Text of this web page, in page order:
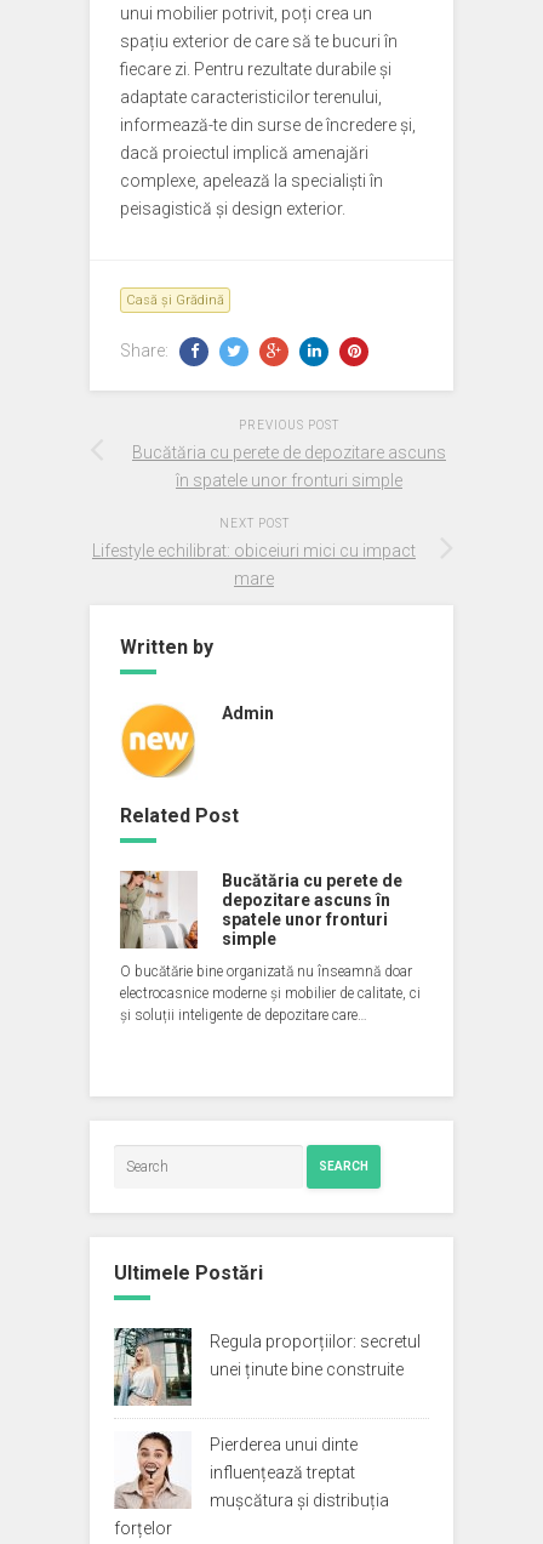
unui mobilier potrivit, poți crea un
spațiu exterior de care să te bucuri în
fiecare zi. Pentru rezultate durabile și
adaptate caracteristicilor terenului,
informează-te din surse de încredere și,
dacă proiectul implică amenajări
complexe, apelează la specialiști în
peisagistică și design exterior.
Casă și Grădină
Share:
PREVIOUS POST
Bucătăria cu perete de depozitare ascuns
în spatele unor fronturi simple
NEXT POST
Lifestyle echilibrat: obiceiuri mici cu impact
mare
Written by
Admin
Related Post
Bucătăria cu perete de
depozitare ascuns în
spatele unor fronturi
simple
O bucătărie bine organizată nu înseamnă doar
electrocasnice moderne și mobilier de calitate, ci
și soluții inteligente de depozitare care…
SEARCH
Ultimele Postări
Regula proporțiilor: secretul
unei ținute bine construite
Pierderea unui dinte
influențează treptat
mușcătura și distribuția
forțelor